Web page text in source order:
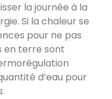
la journée à la
Si la chaleur se
pour ne pas
en terre sont
d’eau pour